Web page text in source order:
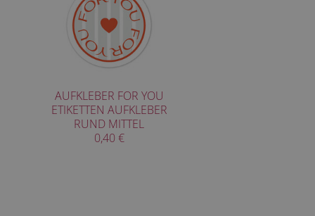
AUFKLEBER FOR YOU
ETIKETTEN AUFKLEBER
RUND MITTEL
0,40 €